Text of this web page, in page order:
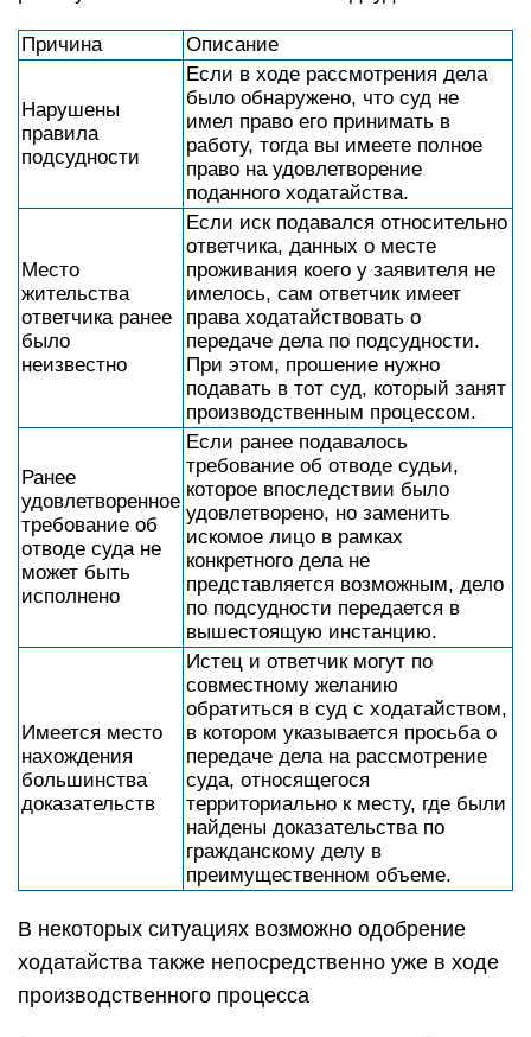
Причина Описание
Нарушены
правила
подсудности
Если в ходе рассмотрения дела
было обнаружено, что суд не
имел право его принимать в
работу, тогда вы имеете полное
право на удовлетворение
поданного ходатайства.
Место
жительства
ответчика ранее
было
неизвестно
Если иск подавался относительно
ответчика, данных о месте
проживания коего у заявителя не
имелось, сам ответчик имеет
права ходатайствовать о
передаче дела по подсудности.
При этом, прошение нужно
подавать в тот суд, который занят
производственным процессом.
Ранее
удовлетворенное
требование об
отводе суда не
может быть
исполнено
Если ранее подавалось
требование об отводе судьи,
которое впоследствии было
удовлетворено, но заменить
искомое лицо в рамках
конкретного дела не
представляется возможным, дело
по подсудности передается в
вышестоящую инстанцию.
Имеется место
нахождения
большинства
доказательств
Истец и ответчик могут по
совместному желанию
обратиться в суд с ходатайством,
в котором указывается просьба о
передаче дела на рассмотрение
суда, относящегося
территориально к месту, где были
найдены доказательства по
гражданскому делу в
преимущественном объеме.
В некоторых ситуациях возможно одобрение
ходатайства также непосредственно уже в ходе
производственного процесса